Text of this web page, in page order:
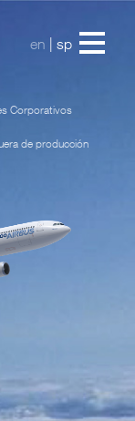
en sp
Corporativos
de producción